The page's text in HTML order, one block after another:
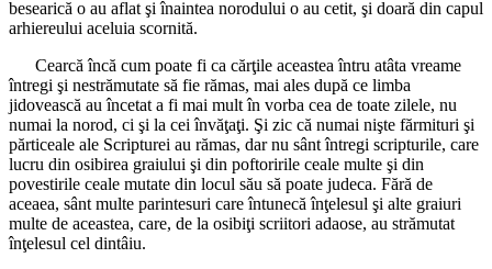
besearică o au aflat şi înaintea norodului o au cetit, şi doară din capul
arhiereului aceluia scornită.
Cearcă încă cum poate fi ca cărţile aceastea întru atâta vreame
întregi şi nestrămutate să fie rămas, mai ales după ce limba
jidovească au încetat a fi mai mult în vorba cea de toate zilele, nu
numai la norod, ci şi la cei învăţaţi. Şi zic că numai nişte fărmituri şi
părticeale ale Scripturei au rămas, dar nu sânt întregi scripturile, care
lucru din osibirea graiului şi din poftoririle ceale multe şi din
povestirile ceale mutate din locul său să poate judeca. Fără de
aceaea, sânt multe parintesuri care întunecă înţelesul şi alte graiuri
multe de aceastea, care, de la osibiţi scriitori adaose, au strămutat
înţelesul cel dintâiu.